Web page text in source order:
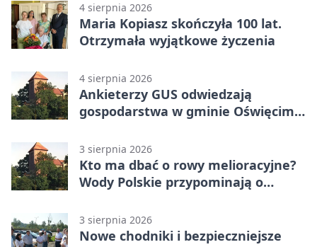
4 sierpnia 2026
Maria Kopiasz skończyła 100 lat.
Otrzymała wyjątkowe życzenia
4 sierpnia 2026
Ankieterzy GUS odwiedzają
gospodarstwa w gminie Oświęcim.
3 sierpnia 2026
Kto ma dbać o rowy melioracyjne?
Wody Polskie przypominają o
3 sierpnia 2026
Nowe chodniki i bezpieczniejsze